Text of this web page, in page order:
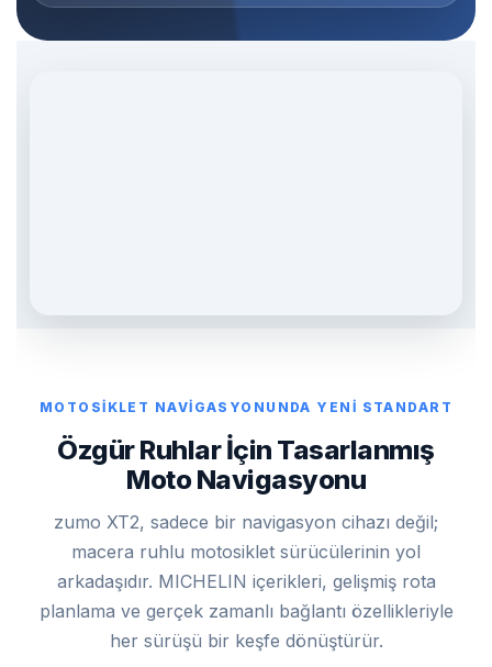
MOTOSİKLET NAVİGASYONUNDA YENİ STANDART
Özgür Ruhlar İçin Tasarlanmış
Moto Navigasyonu
zumo XT2, sadece bir navigasyon cihazı değil;
macera ruhlu motosiklet sürücülerinin yol
arkadaşıdır. MICHELIN içerikleri, gelişmiş rota
planlama ve gerçek zamanlı bağlantı özellikleriyle
her sürüşü bir keşfe dönüştürür.